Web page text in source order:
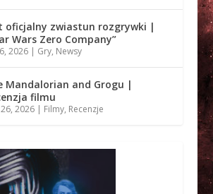
oficjalny zwiastun rozgrywki |
Wars Zero Company”
2026| Gry, Newsy
Mandalorian and Grogu |
filmu
2026| Filmy, Recenzje